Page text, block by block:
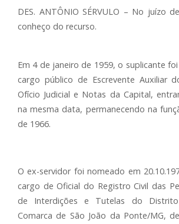
DES. ANTÔNIO SÉRVULO – No juízo
conheço do recurso.
Em 4 de janeiro de 1959, o suplicante
cargo público de Escrevente Auxiliar
Ofício Judicial e Notas da Capital,
na mesma data, permanecendo na
de 1966.
O ex-servidor foi nomeado em
cargo de Oficial do Registro Civil das
de Interdições e Tutelas do
Comarca de São João da Ponte/MG,